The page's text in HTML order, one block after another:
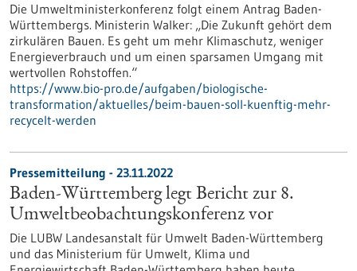
Die Umweltministerkonferenz folgt einem Antrag Baden-
Württembergs. Ministerin Walker: „Die Zukunft gehört dem
zirkulären Bauen. Es geht um mehr Klimaschutz, weniger
Energieverbrauch und um einen sparsamen Umgang mit
wertvollen Rohstoffen.“
https://www.bio-pro.de/aufgaben/biologische-
transformation/aktuelles/beim-bauen-soll-kuenftig-mehr-
recycelt-werden
Pressemitteilung - 23.11.2022
Baden-Württemberg legt Bericht zur 8.
Umweltbeobachtungskonferenz vor
Die LUBW Landesanstalt für Umwelt Baden-Württemberg
und das Ministerium für Umwelt, Klima und